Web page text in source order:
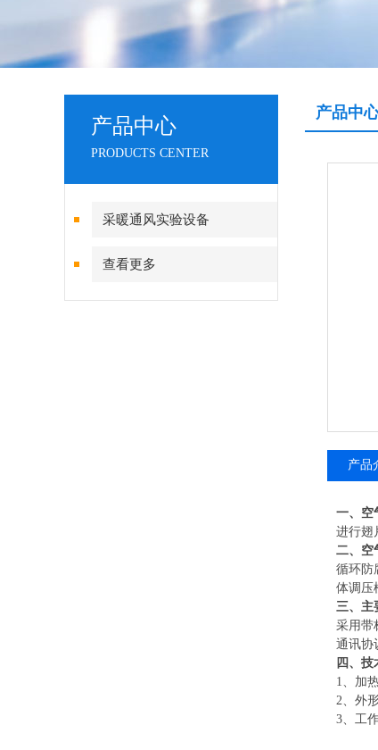
产品中心
PRODUCTS CENTER
采暖通风实验设备
查看更多
产品中
产品
一、 空
进行翅
二、 空
循环防
体调压
三、 主
采用带
通讯协
四、 技
1、加
2、外
3、工